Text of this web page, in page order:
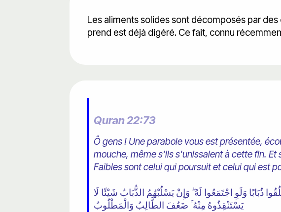
Les aliments solides sont décomposés par
prend est déjà digéré. Ce fait, connu
Quran 22:73
Ô gens ! Une parabole vous est présentée,
mouche, même s'ils s'unissaient à cette fin. Et
Faibles sont celui qui poursuit et celui qui est
ذُبَابًا وَلَوِ اجْتَمَعُوا لَهُ ۖ وَإِنْ يَسْلُبْهُمُ الذُّبَابُ شَيْئًا لَا
يَسْتَنْقِذُوهُ مِنْهُ ۚ ضَعُفَ الطَّالِبُ وَالْمَطْلُوبُ